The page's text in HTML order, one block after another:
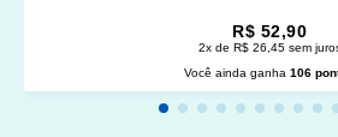
R$ 52,90
2x de R$ 26,45 sem
Você ainda ganha 106